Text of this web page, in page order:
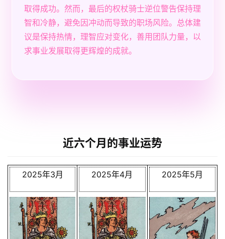
取得成功。然而，最后的权杖骑士逆位警告保持理
智和冷静，避免因冲动而导致的职场风险。总体建
议是保持热情，理智应对变化，善用团队力量，以
求事业发展取得更辉煌的成就。
近六个月的事业运势
2025年3月 2025年4月 2025年5月